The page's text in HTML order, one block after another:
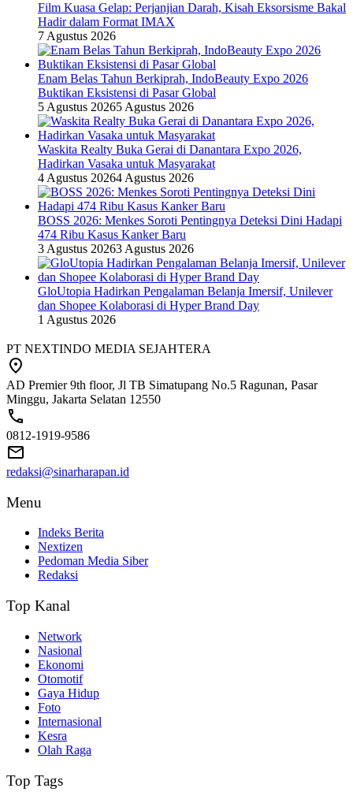
Film Kuasa Gelap: Perjanjian Darah, Kisah Eksorsisme Bakal
Hadir dalam Format IMAX
7 Agustus 2026
Enam Belas Tahun Berkiprah, IndoBeauty Expo 2026
Buktikan Eksistensi di Pasar Global
5 Agustus 20265 Agustus 2026
Waskita Realty Buka Gerai di Danantara Expo 2026,
Hadirkan Vasaka untuk Masyarakat
4 Agustus 20264 Agustus 2026
BOSS 2026: Menkes Soroti Pentingnya Deteksi Dini Hadapi
474 Ribu Kasus Kanker Baru
3 Agustus 20263 Agustus 2026
GloUtopia Hadirkan Pengalaman Belanja Imersif, Unilever
dan Shopee Kolaborasi di Hyper Brand Day
1 Agustus 2026
PT NEXTINDO MEDIA SEJAHTERA
AD Premier 9th floor, Jl TB Simatupang No.5 Ragunan, Pasar
Minggu, Jakarta Selatan 12550
0812-1919-9586
redaksi@sinarharapan.id
Menu
Indeks Berita
Nextizen
Pedoman Media Siber
Redaksi
Top Kanal
Network
Nasional
Ekonomi
Otomotif
Gaya Hidup
Foto
Internasional
Kesra
Olah Raga
Top Tags